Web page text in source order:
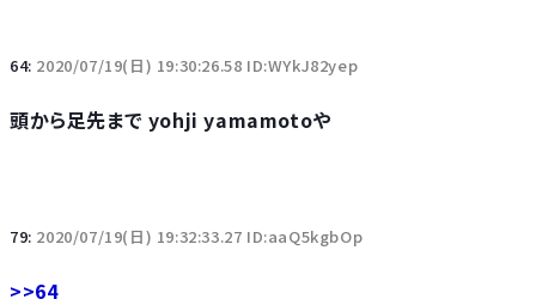
64: 2020/07/19(日) 19:30:26.58 ID:WYkJ82yep
頭から足先まで yohji yamamotoや
79: 2020/07/19(日) 19:32:33.27 ID:aaQ5kgbOp
>>64